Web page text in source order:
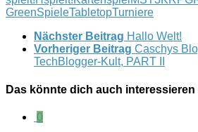
GreenSpieleTabletopTurniere
Nächster Beitrag Hallo Welt!
Vorheriger Beitrag Caschys
TechBlogger-Kult, PART II
Das könnte dich auch
0